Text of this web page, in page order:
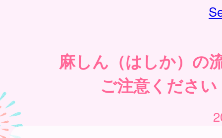
麻しん（はしか）の
ご注意ください